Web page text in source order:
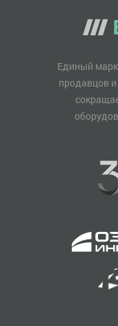
Единый
продавцов